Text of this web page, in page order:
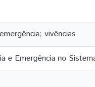
vivências
e Emergência no